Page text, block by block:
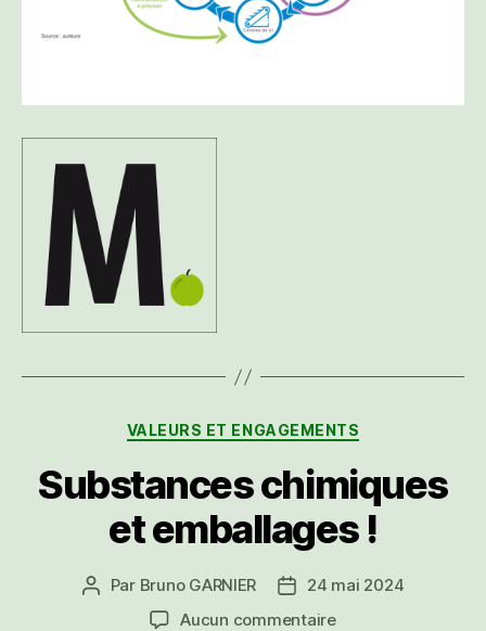
Catégories
VALEURS ET ENGAGEMENTS
Substances chimiques
et emballages !
Auteur
Par Bruno GARNIER
Date24 mai 2024
Aucun commentairesur